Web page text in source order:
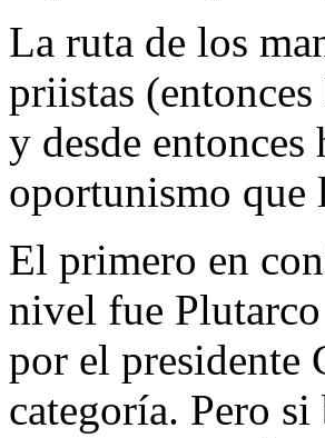
La ruta de los
priistas
y desde
oportunismo que
El primero en
nivel fue
por el presidente
categoría. Pero